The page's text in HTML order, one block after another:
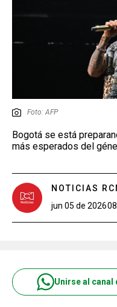
Foto: AFP
Bogotá se está
más esperados del
NOTICIAS
jun 05 de 2026
Unirse al canal